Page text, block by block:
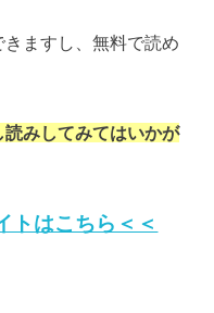
ますし、無料で読め
みしてみてはいかが
トはこちら＜＜